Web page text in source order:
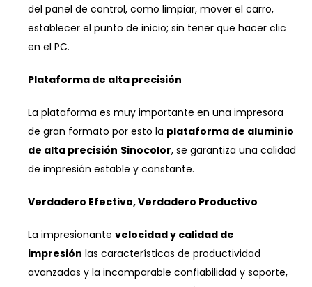
del panel de control, como limpiar, mover el carro,
establecer el punto de inicio; sin tener que hacer clic
en el PC.
Plataforma de alta precisión
La plataforma es muy importante en una impresora
de gran formato por esto la plataforma de aluminio
de alta precisión Sinocolor, se garantiza una calidad
de impresión estable y constante.
Verdadero Efectivo, Verdadero Productivo
La impresionante velocidad y calidad de
impresión las características de productividad
avanzadas y la incomparable confiabilidad y soporte,